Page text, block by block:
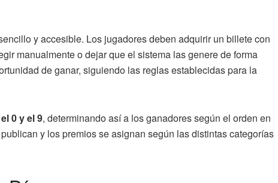
y accesible. Los jugadores deben adquirir un billete con
manualmente o dejar que el sistema las genere de forma
de ganar, siguiendo las reglas establecidas para la
0 y el 9, determinando así a los ganadores según el orden en
y los premios se asignan según las distintas categorías